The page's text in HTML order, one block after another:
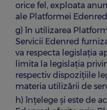
orice fel, exploata
ale Platformei
g) în utilizarea
Servicii Edenred
va respecta legislația
limita la legislația
respectiv dispozițiile
materia utilizării de
h) înțelege și este de